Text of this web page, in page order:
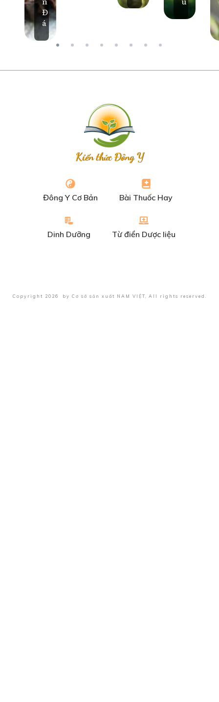
Đ
á
Kiến thức Đông Y
Đông Y Cơ Bản Bài Thuốc Hay
Dinh Dưỡng Từ điển Dược liệu
Copyright 2026 by Cơ sở sản xuất NAM VIỆT , All rights reserved.